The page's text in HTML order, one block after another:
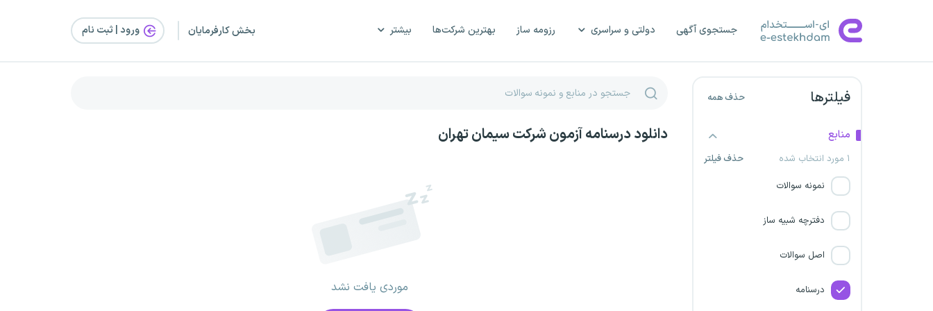
جستجوی آگهی دولتی و سراسری رزومه ساز بهترین شرکت‌ها بیشتر بخش کارفرمایان ورود | ثبت‌ نام
فیلترها حذف همه
منابع
۱ مورد انتخاب شده
حذف فیلتر
نمونه سوالات
دفترچه شبیه ساز
اصل سوالات
درسنامه
دانلود درسنامه آزمون شرکت سیمان تهران
موردی یافت نشد